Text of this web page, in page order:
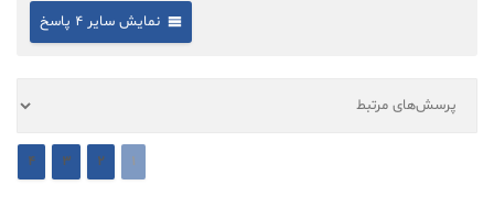
نمایش سایر 4 پاسخ
1
2
3
4